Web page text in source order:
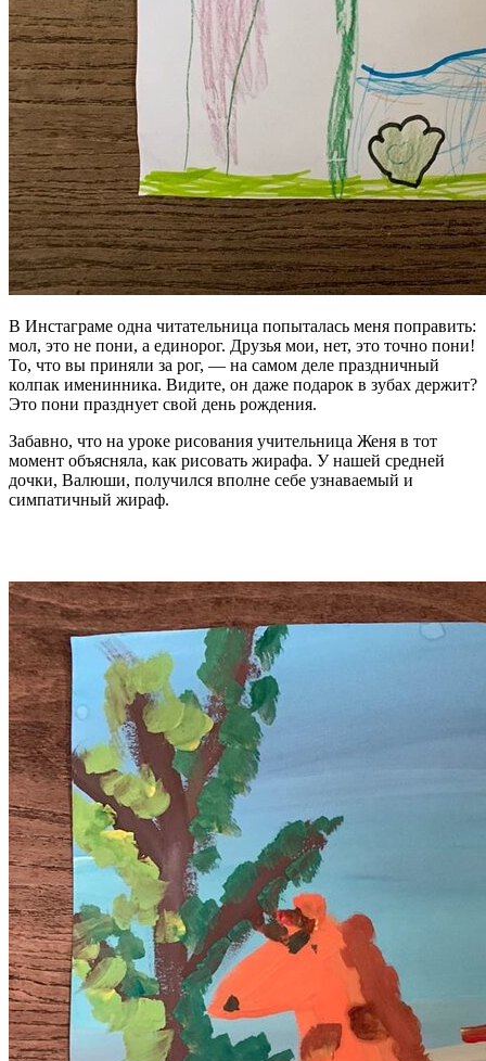
В Инстаграме одна читательница попыталась меня поправить:
мол, это не пони, а единорог. Друзья мои, нет, это точно пони!
То, что вы приняли за рог, — на самом деле праздничный
колпак именинника. Видите, он даже подарок в зубах держит?
Это пони празднует свой день рождения.
Забавно, что на уроке рисования учительница Женя в тот
момент объясняла, как рисовать жирафа. У нашей средней
дочки, Валюши, получился вполне себе узнаваемый и
симпатичный жираф.